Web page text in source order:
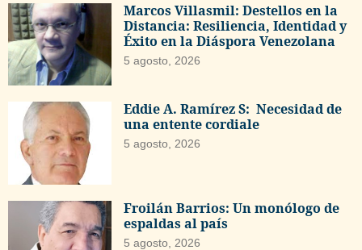
Marcos Villasmil: Destellos en la
Distancia: Resiliencia, Identidad y
Éxito en la Diáspora Venezolana
5 agosto, 2026
Eddie A. Ramírez S: Necesidad de
una entente cordiale
5 agosto, 2026
Froilán Barrios: Un monólogo de
espaldas al país
5 agosto, 2026